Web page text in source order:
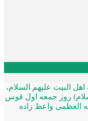
اهل البیت علیهم السلام،
روز جمعه اول قوس
العظمی واعظ زاده